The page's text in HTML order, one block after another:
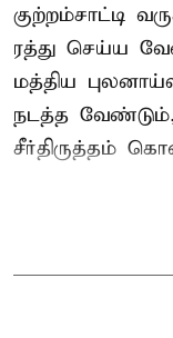
குற்றம்சாட்டி
ரத்து செய்ய
மத்திய
நடத்த
சீர்திருத்தம்